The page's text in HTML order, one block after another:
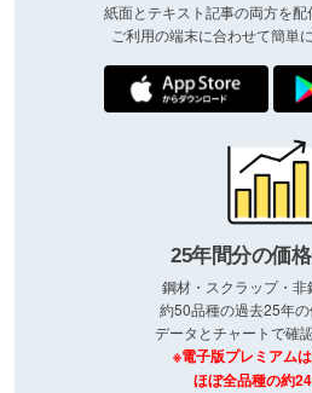
紙面とテキスト記事の両方を配
ご利用の端末に合わせて簡単
25年間分の価
鋼材・スクラップ・非
約50品種の過去25年
データとチャートで確認
※電子版プレミアム
ほぼ全品種の約